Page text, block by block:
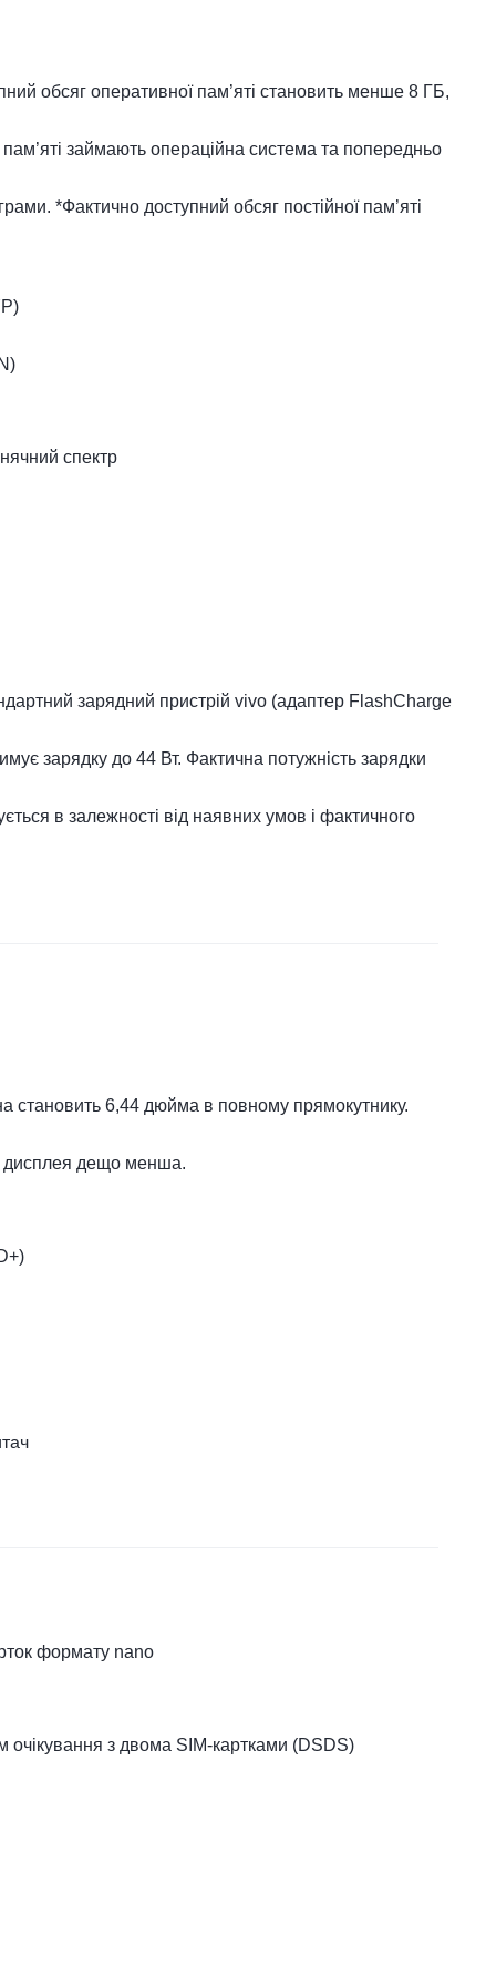
обсяг оперативної пам’яті становить менше 8 ГБ,
пам’яті займають операційна система та попередньо
*Фактично доступний обсяг постійної пам’яті
ГБ / 256 ГБ, оскільки частину пам’яті займають
та попередньо встановлені програми.
спектр
зарядний пристрій vivo (адаптер FlashCharge
зарядку до 44 Вт. Фактична потужність зарядки
в залежності від наявних умов і фактичного
становить 6,44 дюйма в повному прямокутнику.
дисплея дещо менша.
формату nano
очікування з двома SIM-картками (DSDS)